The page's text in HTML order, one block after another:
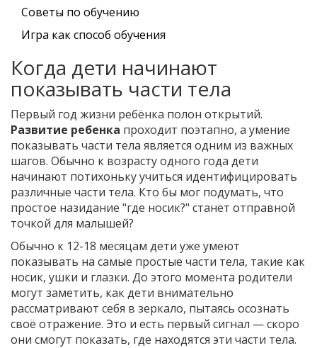
Советы по обучению
Игра как способ обучения
Когда дети начинают
показывать части тела
Первый год жизни ребёнка полон открытий.
Развитие ребенка проходит поэтапно, а умение
показывать части тела является одним из важных
шагов. Обычно к возрасту одного года дети
начинают потихоньку учиться идентифицировать
различные части тела. Кто бы мог подумать, что
простое назидание "где носик?" станет отправной
точкой для малышей?
Обычно к 12-18 месяцам дети уже умеют
показывать на самые простые части тела, такие как
носик, ушки и глазки. До этого момента родители
могут заметить, как дети внимательно
рассматривают себя в зеркало, пытаясь осознать
своё отражение. Это и есть первый сигнал — скоро
они смогут показать, где находятся эти части тела.